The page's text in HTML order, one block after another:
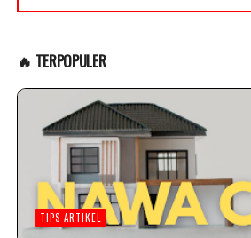
🔥 TERPOPULER
TIPS ARTIKEL